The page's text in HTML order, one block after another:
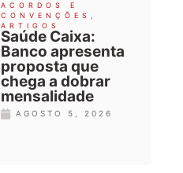
ACORDOS E
CONVENÇÕES ,
ARTIGOS
Saúde Caixa:
Banco apresenta
proposta que
chega a dobrar
mensalidade
AGOSTO 5, 2026